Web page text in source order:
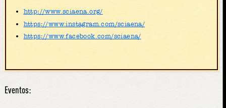
http://www.sciaena.org/
https://www.instagram.com/sciaena/
https://www.facebook.com/sciaena/
Eventos: